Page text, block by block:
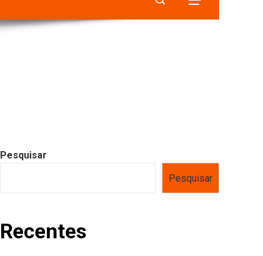
Pesquisar
Pesquisar
Recentes